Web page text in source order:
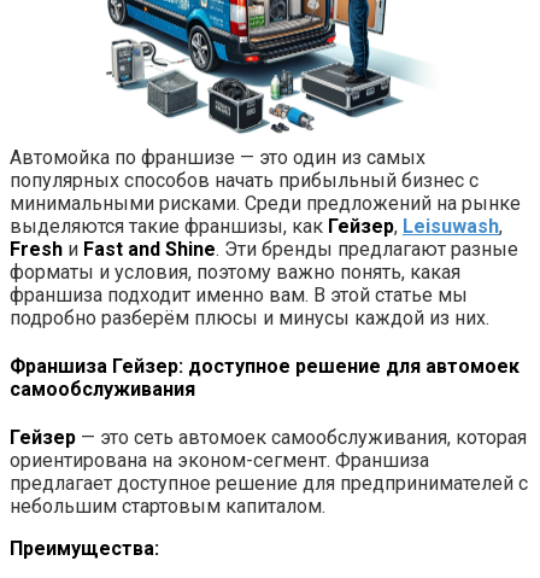
Автомойка по франшизе — это один из самых
популярных способов начать прибыльный бизнес с
минимальными рисками. Среди предложений на рынке
выделяются такие франшизы, как Гейзер, Leisuwash,
Fresh и Fast and Shine. Эти бренды предлагают разные
форматы и условия, поэтому важно понять, какая
франшиза подходит именно вам. В этой статье мы
подробно разберём плюсы и минусы каждой из них.
Франшиза Гейзер: доступное решение для автомоек
самообслуживания
Гейзер — это сеть автомоек самообслуживания, которая
ориентирована на эконом-сегмент. Франшиза
предлагает доступное решение для предпринимателей с
небольшим стартовым капиталом.
Преимущества: